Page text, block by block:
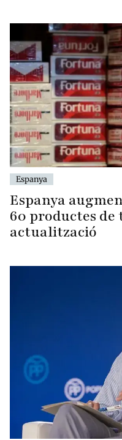
Espanya
Espanya
60 productes de
actualització